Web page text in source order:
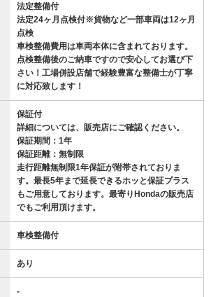
法定整備付
法定24ヶ月点検付※貨物など一部車両は12ヶ月
点検
車検整備費用は車両本体に含まれております。
点検整備後のご納車ですので安心してお選び下
さい！工場併設店舗で経験豊富な整備士が丁寧
に対応致します！
保証付
詳細については、販売店にご確認ください。
保証期間：1年
保証距離：無制限
走行距離無制限1年保証が附帯されておりま
す。最長5年まで延長できるホッと保証プラス
もご用意しております。最寄りHondaの販売店
でもご利用頂けます。
車検整備付
あり
-